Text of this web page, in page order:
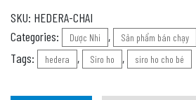
SKU: HEDERA-CHAI
Categories:
Dược Nhi , Sản phẩm bán chạy
Tags: hedera , Siro ho , siro ho cho bé